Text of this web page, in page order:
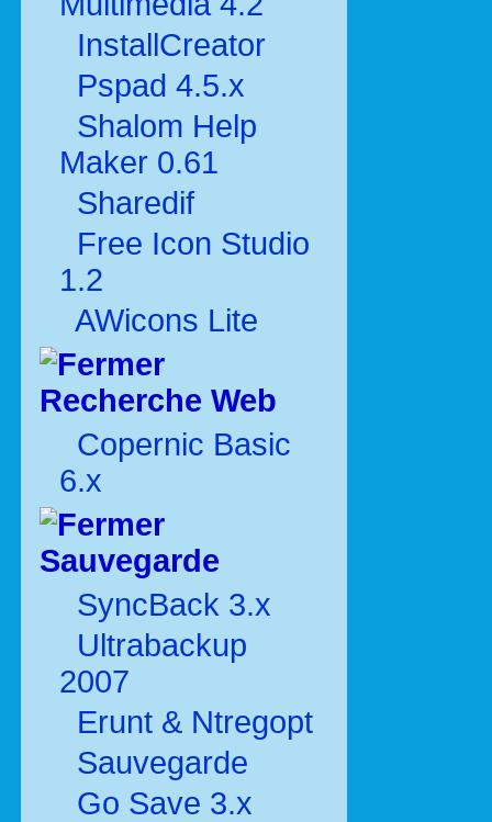
InstallCreator
Pspad 4.5.x
Shalom Help
Maker 0.61
Sharedif
Free Icon Studio
1.2
AWicons Lite
Recherche Web
Copernic Basic
6.x
Sauvegarde
SyncBack 3.x
Ultrabackup
2007
Erunt & Ntregopt
Sauvegarde
Go Save 3.x